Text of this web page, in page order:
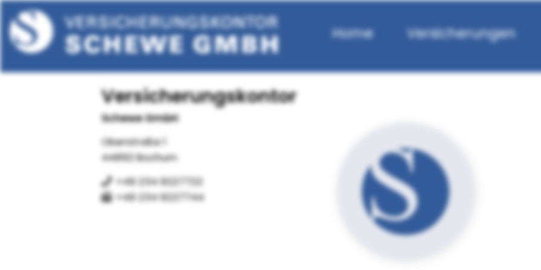
Home Versicherungen
Versicherungskontor
Schewe GmbH
Oberstraße 1
44892 Bochum
+49 234 9227722
+49 234 9227744